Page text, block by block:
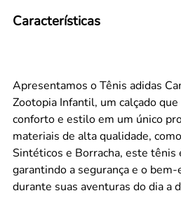
Características
Apresentamos o Tênis adidas
Zootopia Infantil, um calçado
conforto e estilo em um único
materiais de alta qualidade,
Sintéticos e Borracha, este
garantindo a segurança e o
durante suas aventuras do dia a